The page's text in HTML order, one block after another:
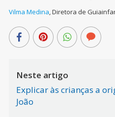
Vilma Medina Diretora de
Neste artigo
Explicar às crianças a
João